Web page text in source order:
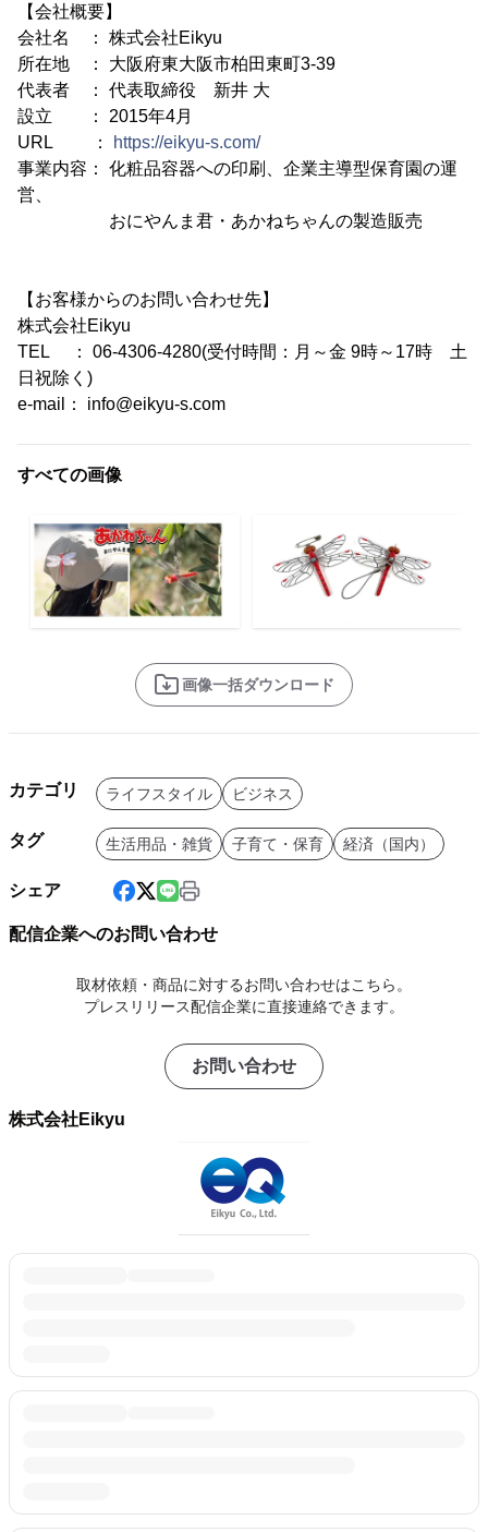
【会社概要】
会社名 ： 株式会社Eikyu
所在地 ： 大阪府東大阪市柏田東町3-39
代表者 ： 代表取締役 新井 大
設立 ： 2015年4月
URL ：
https://eikyu-s.com/
事業内容： 化粧品容器への印刷、企業主導型保育園の運
営、
おにやんま君・あかねちゃんの製造販売
【お客様からのお問い合わせ先】
株式会社Eikyu
TEL ： 06-4306-4280(受付時間：月～金 9時～17時 土
日祝除く)
e-mail： info@eikyu-s.com
すべての画像
画像一括ダウンロード
カテゴリ ライフスタイル ビジネス
タグ 生活用品・雑貨 子育て・保育 経済（国内）
シェア
配信企業へのお問い合わせ
取材依頼・商品に対するお問い合わせはこちら。
プレスリリース配信企業に直接連絡できます。
お問い合わせ
株式会社Eikyu